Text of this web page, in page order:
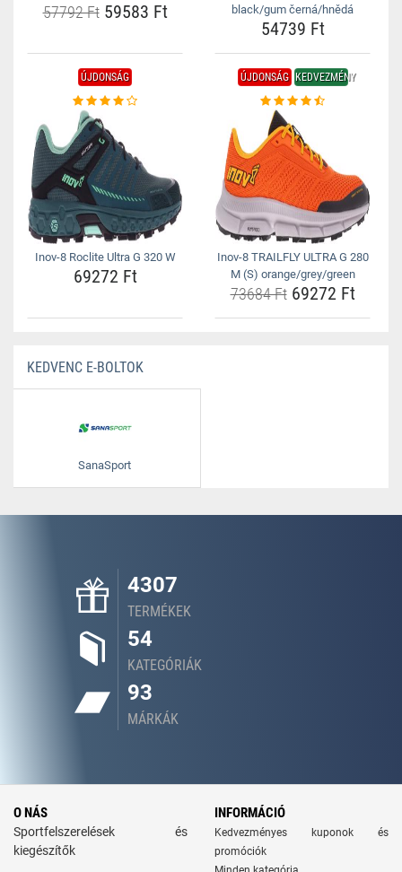
57792 Ft59583 Ft
black/gum černá/hnědá
54739 Ft
ÚJDONSÁG
Inov-8 Roclite Ultra G 320 W
69272 Ft
ÚJDONSÁG KEDVEZMÉNY
Inov-8 TRAILFLY ULTRA G 280
M (S) orange/grey/green
73684 Ft69272 Ft
KEDVENC E-BOLTOK
SanaSport
4307
TERMÉKEK
54
KATEGÓRIÁK
93
MÁRKÁK
O NÁS
Sportfelszerelések és
kiegészítők
INFORMÁCIÓ
Kedvezményes kuponok és
promóciók